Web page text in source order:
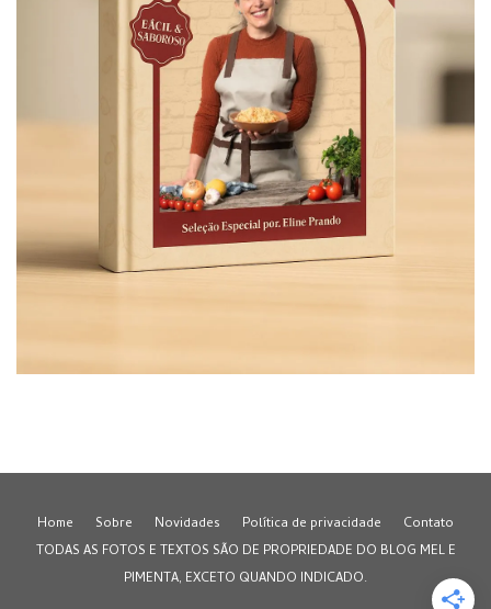
Home Sobre Novidades Política de privacidade
Contato
TODAS AS FOTOS E TEXTOS SÃO DE PROPRIEDADE DO BLOG MEL E
PIMENTA, EXCETO QUANDO INDICADO.